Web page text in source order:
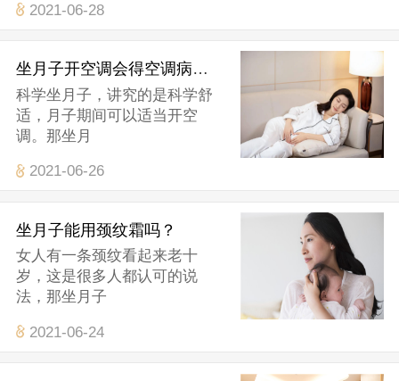
2021-06-28
坐月子开空调会得空调病吗？
科学坐月子，讲究的是科学舒
适，月子期间可以适当开空
调。那坐月
2021-06-26
坐月子能用颈纹霜吗？
女人有一条颈纹看起来老十
岁，这是很多人都认可的说
法，那坐月子
2021-06-24